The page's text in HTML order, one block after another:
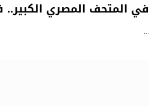
في المتحف المصري
…